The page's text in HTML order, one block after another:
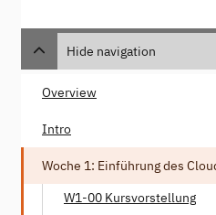
Hide navigation
Overview
Intro
Woche 1: Einführung des
W1-00 Kursvorstellung